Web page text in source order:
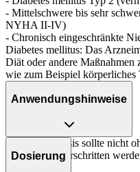
- Mittelschwere bis sehr
NYHA II-IV)
- Chronisch eingeschränkte
Diabetes mellitus: Das
Diät oder andere
wie zum Beispiel körperliches
Anwendungshinweise
Die Gesamtdosis sollte nicht
Apotheker überschritten
Dosierung